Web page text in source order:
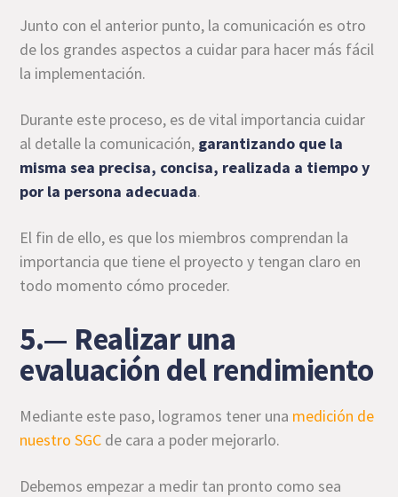
Junto con el anterior punto, la comunicación es otro
de los grandes aspectos a cuidar para hacer más fácil
la implementación.
Durante este proceso, es de vital importancia cuidar
al detalle la comunicación, garantizando que la
misma sea precisa, concisa, realizada a tiempo y
por la persona adecuada.
El fin de ello, es que los miembros comprendan la
importancia que tiene el proyecto y tengan claro en
todo momento cómo proceder.
5.— Realizar una
evaluación del rendimiento
Mediante este paso, logramos tener una medición de
nuestro SGC de cara a poder mejorarlo.
Debemos empezar a medir tan pronto como sea